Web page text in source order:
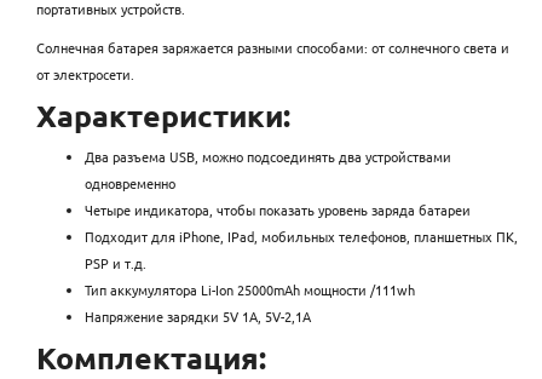
портативных устройств.
Солнечная батарея заряжается разными способами: от солнечного света и
от электросети.
Характеристики:
Два разъема USB, можно подсоединять два устройствами
одновременно
Четыре индикатора, чтобы показать уровень заряда батареи
Подходит для iPhone, IPad, мобильных телефонов, планшетных ПК,
PSP и т.д.
Тип аккумулятора Li-Ion 25000mAh мощности /111wh
Напряжение зарядки 5V 1A, 5V-2,1A
Комплектация: